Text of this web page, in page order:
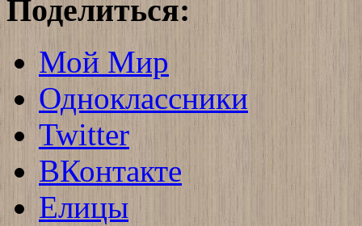
Поделиться:
Мой Мир
Одноклассники
Twitter
ВКонтакте
Елицы